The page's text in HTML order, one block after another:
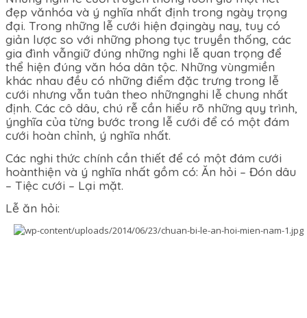
đẹp vănhóa và ý nghĩa nhất định trong ngày trọng
đại. Trong những lễ cưới hiện đạingày nay, tuy có
giản lược so với những phong tục truyền thống, các
gia đình vẫngiữ đúng những nghi lễ quan trọng để
thể hiện đúng văn hóa dân tộc. Những vùngmiền
khác nhau đều có những điểm đặc trưng trong lễ
cưới nhưng vẫn tuân theo nhữngnghi lễ chung nhất
định. Các cô dâu, chú rễ cần hiểu rõ những quy trình,
ýnghĩa của từng bước trong lễ cưới để có một đám
cưới hoàn chỉnh, ý nghĩa nhất.
Các nghi thức chính cần thiết để có một đám cưới
hoànthiện và ý nghĩa nhất gồm có: Ăn hỏi – Đón dâu
– Tiệc cưới – Lại mặt.
Lễ ăn hỏi: